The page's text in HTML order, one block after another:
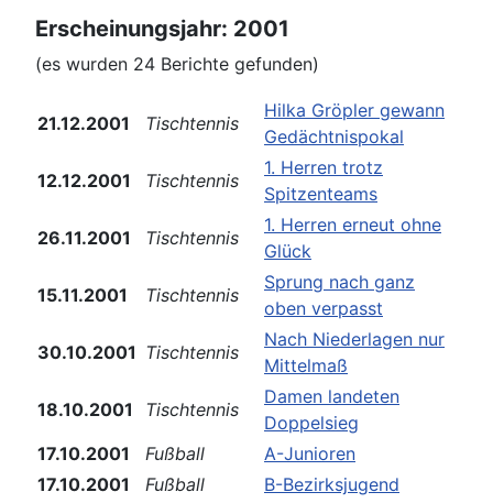
Erscheinungsjahr: 2001
(es wurden 24 Berichte gefunden)
21.12.2001 Tischtennis
Hilka Gröpler gewann
Gedächtnispokal
12.12.2001
Tischtennis
1. Herren trotz
Spitzenteams
26.11.2001
Tischtennis
1. Herren erneut ohne
Glück
15.11.2001
Tischtennis
Sprung nach ganz
oben verpasst
30.10.2001 Tischtennis
Nach Niederlagen nur
Mittelmaß
18.10.2001
Tischtennis
Damen landeten
Doppelsieg
17.10.2001
Fußball
A-Junioren
17.10.2001
Fußball
B-Bezirksjugend